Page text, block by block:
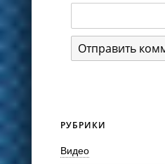
РУБРИКИ
Видео